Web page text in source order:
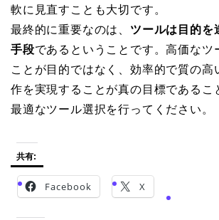
軟に見直すことも大切です。
最終的に重要なのは、 ツールは目的を
手段であるということです。高価なツ
ことが目的ではなく、効率的で質の高
作を実現することが真の目標であるこ
最適なツール選択を行ってください。
共有:
Facebook X